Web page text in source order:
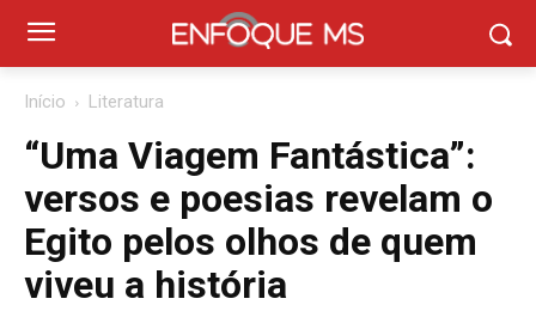
Início Literatura
“Uma Viagem Fantástica”:
versos e poesias revelam o
Egito pelos olhos de quem
viveu a história